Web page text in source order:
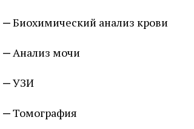
Биохимический анализ крови
Анализ мочи
УЗИ
Томография